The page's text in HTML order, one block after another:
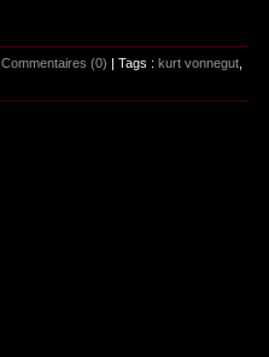
Commentaires (0) | Tags : kurt vonnegut